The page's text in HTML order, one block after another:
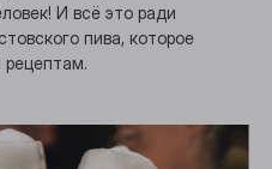
И всё это ради
пива, которое
рецептам.